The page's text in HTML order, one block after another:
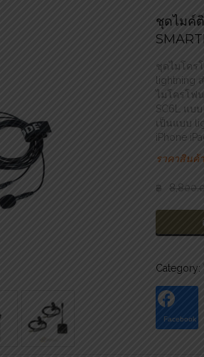
ชุดไมค์
ชุดไมโคร
lightning
ไมโครโฟ
SC6L แบ
เป็นแบบ
iPhone
ราคาสินค้
฿
Category:
Facebook